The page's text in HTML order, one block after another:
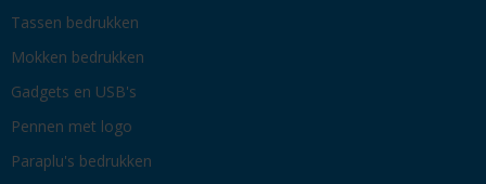
Tassen bedrukken
Mokken bedrukken
Gadgets en USB's
Pennen met logo
Paraplu's bedrukken